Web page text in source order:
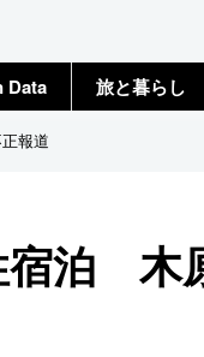
Data 旅と暮らし
報道
宿泊 木